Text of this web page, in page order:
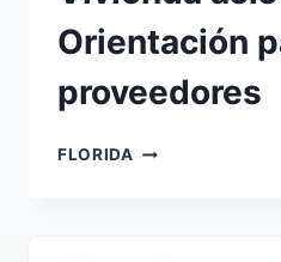
Orientación
proveedores
FLORIDA VIVIENDA